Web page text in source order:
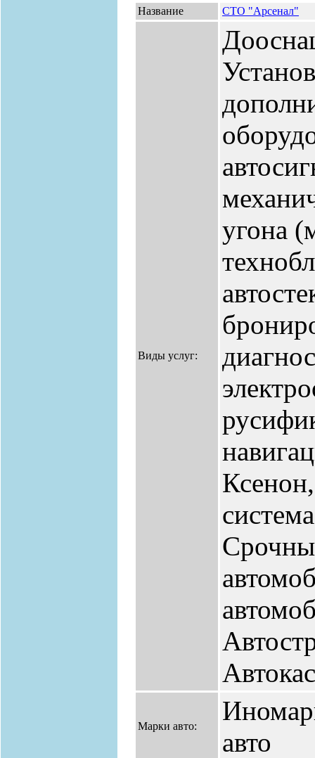
Название СТО "Арсенал"
Виды услуг:
угона
Марки авто:
авто